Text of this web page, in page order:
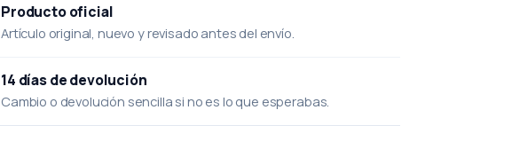
Producto oficial
Artículo original, nuevo y revisado antes del envío.
14 días de devolución
Cambio o devolución sencilla si no es lo que esperabas.